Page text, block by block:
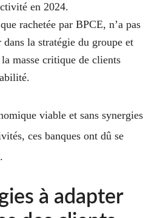
en 2024.
rachetée par BPCE, n’a pas
dans la stratégie du groupe et
masse critique de clients
viable et sans synergies
ces banques ont dû se
à adapter